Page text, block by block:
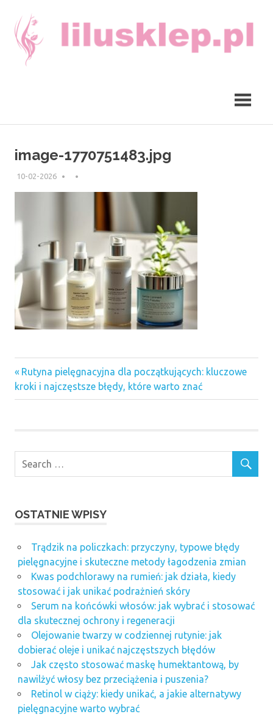
content
image-1770751483.jpg
10-02-2026
Nawigacja
wpisu
Previous
Post:
Rutyna pielęgnacyjna dla początkujących: kluczowe
kroki i najczęstsze błędy, które warto znać
OSTATNIE WPISY
Trądzik na policzkach: przyczyny, typowe błędy
pielęgnacyjne i skuteczne metody łagodzenia zmian
Kwas podchlorawy na rumień: jak działa, kiedy
stosować i jak unikać podrażnień skóry
Serum na końcówki włosów: jak wybrać i stosować
dla skutecznej ochrony i regeneracji
Olejowanie twarzy w codziennej rutynie: jak
dobierać oleje i unikać najczęstszych błędów
Jak często stosować maskę humektantową, by
nawilżyć włosy bez przeciążenia i puszenia?
Retinol w ciąży: kiedy unikać, a jakie alternatywy
pielęgnacyjne warto wybrać